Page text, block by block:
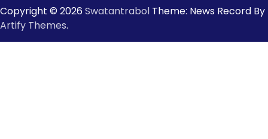
Copyright © 2026 Swatantrabol Theme: News Record By
Artify Themes.